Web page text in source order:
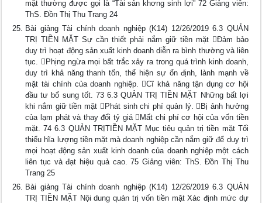
mặt thường được gọi là “Tài sản khơng sinh lợi” 72 Giảng viên:
ThS. Đồn Thị Thu Trang 24
Bài giảng Tài chính doanh nghiệp (K14) 12/26/2019 6.3 QUẢN
TRỊ TIỀN MẶT Sự cần thiết phải nắm giữ tiền mặt Đảm bảo
duy trì hoạt động sản xuất kinh doanh diễn ra bình thường và liên
tục. Phịng ngừa mọi bất trắc xảy ra trong quá trình kinh doanh,
duy trì khả năng thanh tốn, thể hiện sự ổn định, lành mạnh về
mặt tài chính của doanh nghiệp. Cĩ khả năng tận dụng cơ hội
đầu tư bổ sung tốt. 73 6.3 QUẢN TRỊ TIỀN MẶT Những bất lợi
khi nắm giữ tiền mặt Phát sinh chi phí quản lý. Bị ảnh hưởng
của lạm phát và thay đổi tỷ giá Mất chi phí cơ hội của vốn tiền
mặt. 74 6.3 QUẢN TRỊTIỀN MẶT Mục tiêu quản trị tiền mặt Tối
thiểu hĩa lượng tiền mặt mà doanh nghiệp cần nắm giữ để duy trì
mọi hoạt động sản xuất kinh doanh của doanh nghiệp một cách
liên tục và đạt hiệu quả cao. 75 Giảng viên: ThS. Đồn Thị Thu
Trang 25
Bài giảng Tài chính doanh nghiệp (K14) 12/26/2019 6.3 QUẢN
TRỊ TIỀN MẶT Nội dung quản trị vốn tiền mặt Xác định mức dự